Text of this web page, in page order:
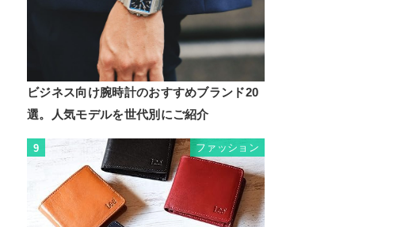
ビジネス向け腕時計のおすすめブランド20
選。人気モデルを世代別にご紹介
9 ファッション